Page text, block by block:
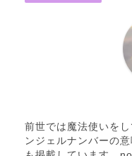
前世では魔法使いを
ンジェルナンバーの